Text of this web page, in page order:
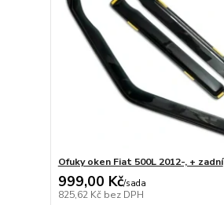
Ofuky oken Fiat 500L 2012-, + zadní
999,00 Kč/sada
825,62 Kč bez DPH